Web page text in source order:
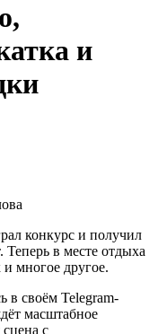
и
конкурс и получил
в месте отдыха
многое другое.
в своём Telegram-
масштабное
с